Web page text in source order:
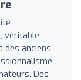
véritable
des anciens
Des